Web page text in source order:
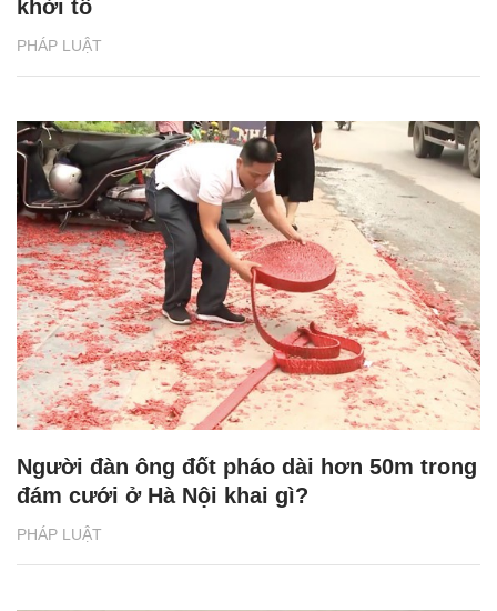
PHÁP LUẬT
khởi tố
PHÁP LUẬT
Người đàn ông đốt pháo dài hơn 50m trong
đám cưới ở Hà Nội khai gì?